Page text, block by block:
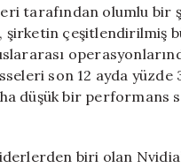
tarafından olumlu bir
çeşitlendirilmiş
son 12 ayda
düşük bir performans
biri olan